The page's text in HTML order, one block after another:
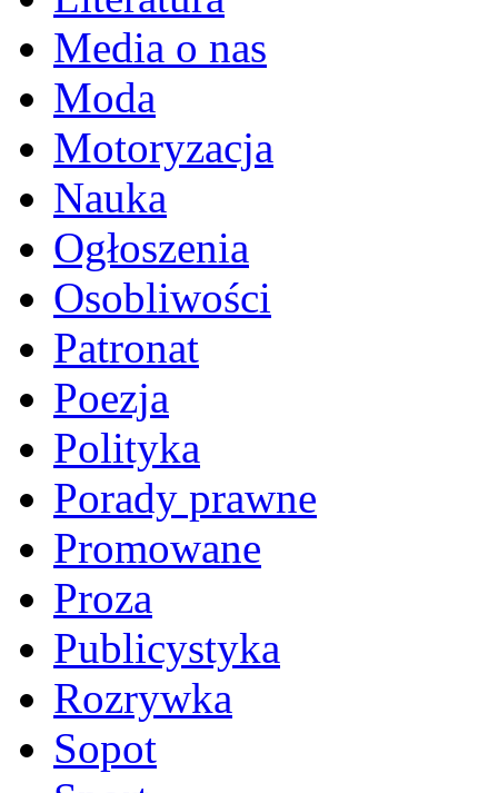
Media o nas
Moda
Motoryzacja
Nauka
Ogłoszenia
Osobliwości
Patronat
Poezja
Polityka
Porady prawne
Promowane
Proza
Publicystyka
Rozrywka
Sopot